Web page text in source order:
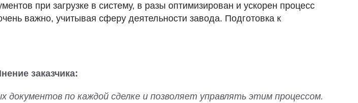
при загрузке в систему, в разы оптимизирован и ускорен процесс
важно, учитывая сферу деятельности завода. Подготовка к
заказчика:
по каждой сделке и позволяет управлять этим процессом.